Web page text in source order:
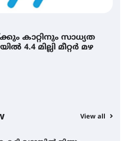
കാറ്റിനും സാധ്യത
4.4 മില്ലി മീറ്റർ മഴ
View all
മഴയ്ക്കും കാറ്റിനും
ഇരിങ്ങാലക്കുടയിൽ 4.4
മീറ്റർ മഴ ലഭിച്ചു
പ്രതിസന്ധികളോട് പൊരുതി